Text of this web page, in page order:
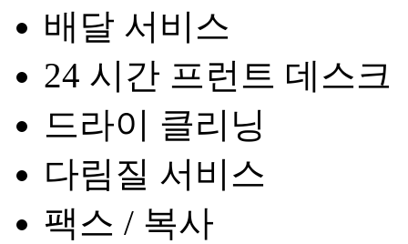
배달 서비스
24 시간 프런트 데스크
드라이 클리닝
다림질 서비스
팩스 / 복사